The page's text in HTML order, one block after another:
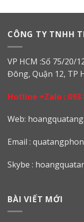
CÔNG TY TNHH
VP HCM :Số 75/20/
Đông, Quận 12, TP
Hotline +Zalo : 093
Web: h
Email :
Skybe :
BÀI VIẾT MỚI